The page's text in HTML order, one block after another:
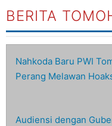
BERITA
Nahkoda Baru PWI
Perang Melawan
Audiensi dengan